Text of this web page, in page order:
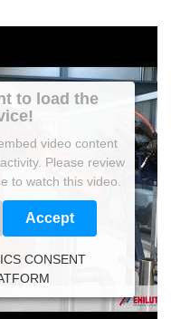
to load the
video content
Please review
to watch this video.
Accept
CONSENT